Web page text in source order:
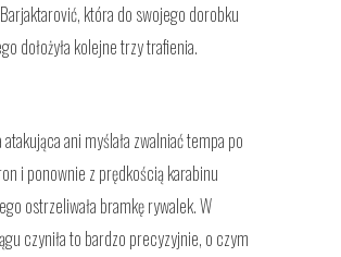
która do swojego dorobku
dołożyła kolejne trzy trafienia.
atakująca ani myślała zwalniać tempa po
i ponownie z prędkością karabinu
ostrzeliwała bramkę rywalek. W
czyniła to bardzo precyzyjnie, o czym